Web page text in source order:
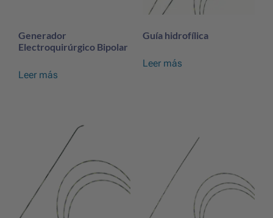
Generador
Electroquirúrgico Bipolar
Leer más
Guía hidrofílica
Leer más